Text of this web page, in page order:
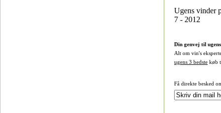
Ugens vinder
7 - 2012
Din genvej til
Alt om vin's
ugens 3 bedste køb
Få direkte besked